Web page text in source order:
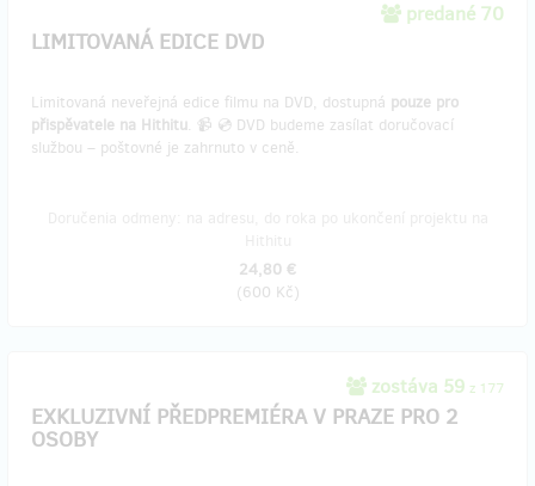
predané 70
LIMITOVANÁ EDICE DVD
Limitovaná neveřejná edice filmu na DVD, dostupná pouze pro
přispěvatele na Hithitu. 📹 💿 DVD budeme zasílat doručovací
službou – poštovné je zahrnuto v ceně.
24,80 €
(600 Kč)
zostáva 59 z 177
EXKLUZIVNÍ PŘEDPREMIÉRA V PRAZE PRO 2
OSOBY